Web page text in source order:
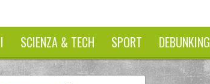
SCIENZA & TECH SPORT DEBUNKING